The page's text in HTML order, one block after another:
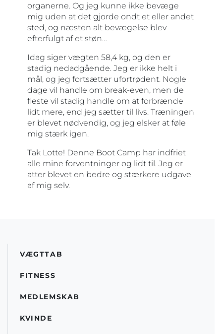
organerne. Og jeg kunne ikke bevæge
mig uden at det gjorde ondt et eller andet
sted, og næsten alt bevægelse blev
efterfulgt af et støn…
Idag siger vægten 58,4 kg, og den er
stadig nedadgående. Jeg er ikke helt i
mål, og jeg fortsætter ufortrødent. Nogle
dage vil handle om break-even, men de
fleste vil stadig handle om at forbrænde
lidt mere, end jeg sætter til livs. Træningen
er blevet nødvendig, og jeg elsker at føle
mig stærk igen.
Tak Lotte! Denne Boot Camp har indfriet
alle mine forventninger og lidt til. Jeg er
atter blevet en bedre og stærkere udgave
af mig selv.
VÆGTTAB
FITNESS
MEDLEMSKAB
KVINDE